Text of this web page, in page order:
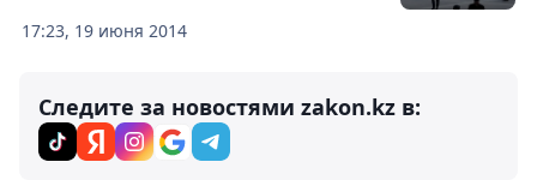
17:23, 19 июня 2014
Следите за новостями zakon.kz в: